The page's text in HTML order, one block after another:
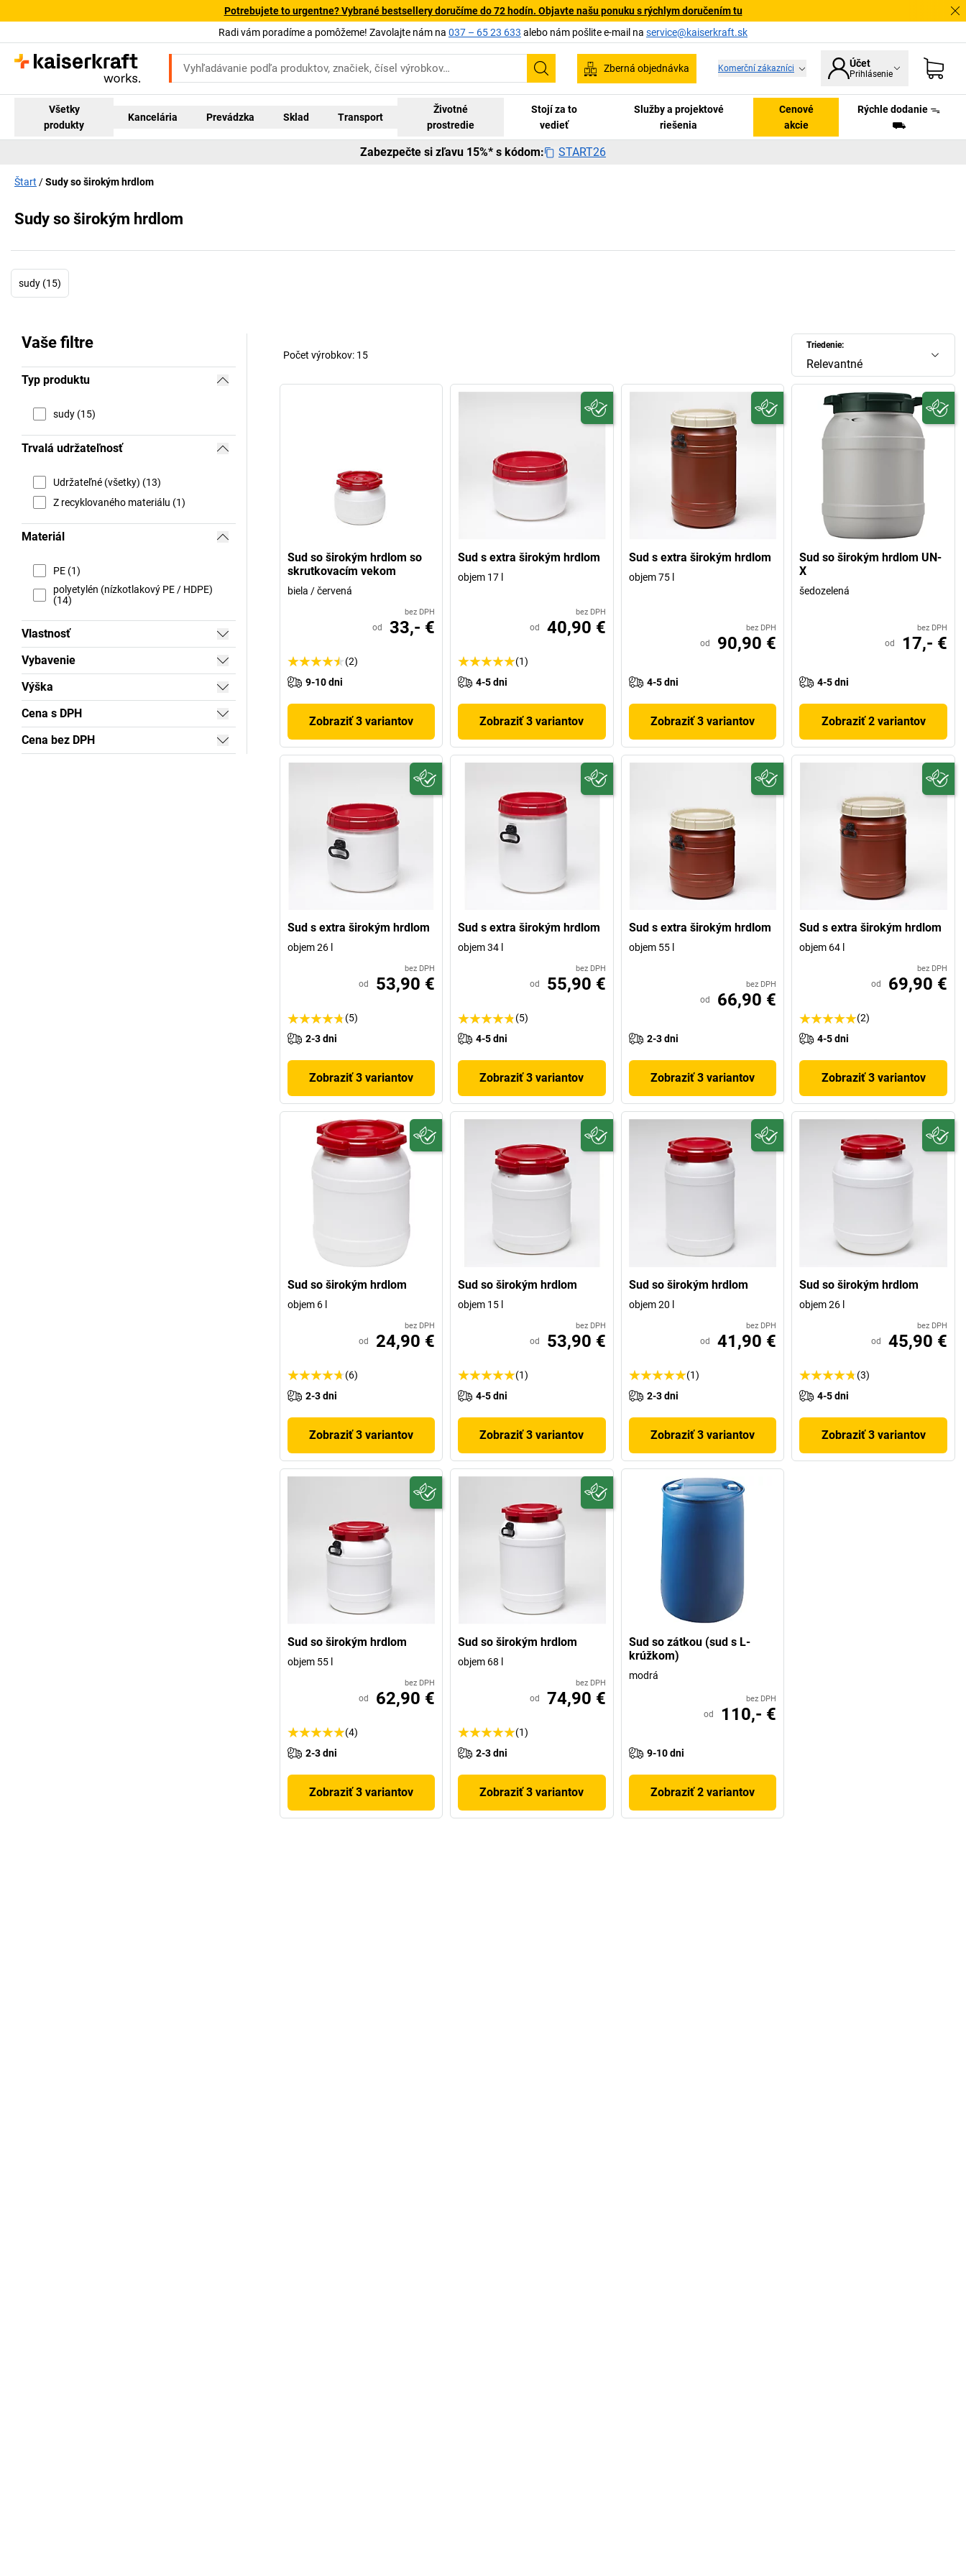
Potrebujete to urgentne? Vybrané bestsellery doručíme do 72 hodín. Objavte našu ponuku s rýchlym doručením tu
Radi vám poradíme a pomôžeme! Zavolajte nám na 037 – 65 23 633 alebo nám pošlite e-mail na service@kaiserkraft.sk
Vyhľadávanie
Zberná objednávka Komerční zákazníci Účet
Prihlásenie
Všetky
produkty
Kancelária Prevádzka Sklad Transport
Životné
prostredie
Stojí za to
vedieť
Služby a projektové
riešenia
Cenové
akcie
Rýchle dodanie ᯓ
⛟
Zabezpečte si zľavu 15%* s kódom: START26
Štart Sudy so širokým hrdlom
Sudy so širokým hrdlom
sudy (15)
Vaše filtre
Typ produktu
sudy (15)
Trvalá udržateľnosť
Udržateľné (všetky) (13)
Z recyklovaného materiálu (1)
Materiál
PE (1)
polyetylén (nízkotlakový PE / HDPE)
(14)
Vlastnosť
Vybavenie
Výška
Cena s DPH
Cena bez DPH
Triedenie:
Relevantné
Počet výrobkov: 15
Sud so širokým hrdlom so
skrutkovacím vekom
biela / červená
bez DPH
od 33,- €
(2)
9-10 dni
Zobraziť 3 variantov
Sud s extra širokým hrdlom
objem 17 l
bez DPH
od 40,90 €
(1)
4-5 dni
Zobraziť 3 variantov
Sud s extra širokým hrdlom
objem 75 l
bez DPH
od 90,90 €
4-5 dni
Zobraziť 3 variantov
Sud so širokým hrdlom UN-
X
šedozelená
bez DPH
od 17,- €
4-5 dni
Zobraziť 2 variantov
Sud s extra širokým hrdlom
objem 26 l
bez DPH
od 53,90 €
(5)
2-3 dni
Zobraziť 3 variantov
Sud s extra širokým hrdlom
objem 34 l
bez DPH
od 55,90 €
(5)
4-5 dni
Zobraziť 3 variantov
Sud s extra širokým hrdlom
objem 55 l
bez DPH
od 66,90 €
2-3 dni
Zobraziť 3 variantov
Sud s extra širokým hrdlom
objem 64 l
bez DPH
od 69,90 €
(2)
4-5 dni
Zobraziť 3 variantov
Sud so širokým hrdlom
objem 6 l
bez DPH
od 24,90 €
(6)
2-3 dni
Zobraziť 3 variantov
Sud so širokým hrdlom
objem 15 l
bez DPH
od 53,90 €
(1)
4-5 dni
Zobraziť 3 variantov
Sud so širokým hrdlom
objem 20 l
bez DPH
od 41,90 €
(1)
2-3 dni
Zobraziť 3 variantov
Sud so širokým hrdlom
objem 26 l
bez DPH
od 45,90 €
(3)
4-5 dni
Zobraziť 3 variantov
Sud so širokým hrdlom
objem 55 l
bez DPH
od 62,90 €
(4)
2-3 dni
Zobraziť 3 variantov
Sud so širokým hrdlom
objem 68 l
bez DPH
od 74,90 €
(1)
2-3 dni
Zobraziť 3 variantov
Sud so zátkou (sud s L-
krúžkom)
modrá
bez DPH
od 110,- €
9-10 dni
Zobraziť 2 variantov